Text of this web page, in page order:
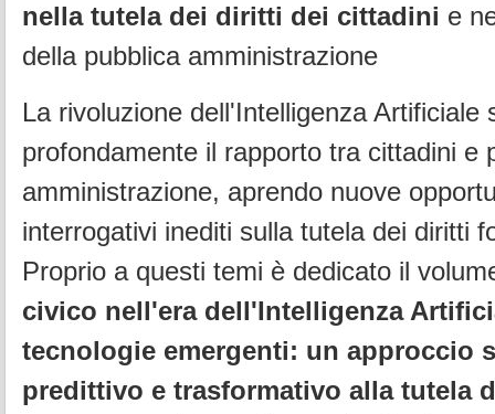
nella tutela dei diritti dei cittadini e
della pubblica amministrazione
La rivoluzione dell'Intelligenza Artificiale
profondamente il rapporto tra cittadini e
amministrazione, aprendo nuove
interrogativi inediti sulla tutela dei diritti
Proprio a questi temi è dedicato il
civico nell'era dell'Intelligenza
tecnologie emergenti: un approccio
predittivo e trasformativo alla tutela